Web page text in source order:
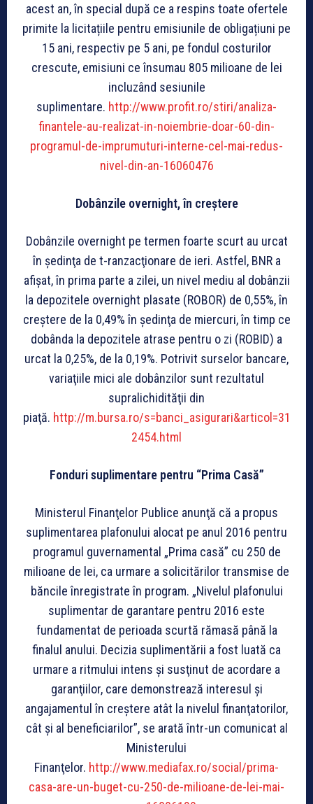
acest an, în special după ce a respins toate ofertele
primite la licitațiile pentru emisiunile de obligațiuni pe
15 ani, respectiv pe 5 ani, pe fondul costurilor
crescute, emisiuni ce însumau 805 milioane de lei
incluzând sesiunile
suplimentare. http://www.profit.ro/stiri/analiza-
finantele-au-realizat-in-noiembrie-doar-60-din-
programul-de-imprumuturi-interne-cel-mai-redus-
nivel-din-an-16060476
Dobânzile overnight, în creștere
Dobânzile overnight pe termen foarte scurt au urcat
în şedinţa de t-ranzacţionare de ieri. Astfel, BNR a
afişat, în prima parte a zilei, un nivel mediu al dobânzii
la depozitele overnight plasate (ROBOR) de 0,55%, în
creştere de la 0,49% în şedinţa de miercuri, în timp ce
dobânda la depozitele atrase pentru o zi (ROBID) a
urcat la 0,25%, de la 0,19%. Potrivit surselor bancare,
variaţiile mici ale dobânzilor sunt rezultatul
supralichidităţii din
piaţă. http://m.bursa.ro/s=banci_asigurari&articol=31
2454.html
Fonduri suplimentare pentru “Prima Casă”
Ministerul Finanţelor Publice anunţă că a propus
suplimentarea plafonului alocat pe anul 2016 pentru
programul guvernamental „Prima casă” cu 250 de
milioane de lei, ca urmare a solicitărilor transmise de
băncile înregistrate în program. „Nivelul plafonului
suplimentar de garantare pentru 2016 este
fundamentat de perioada scurtă rămasă până la
finalul anului. Decizia suplimentării a fost luată ca
urmare a ritmului intens şi susţinut de acordare a
garanţiilor, care demonstrează interesul şi
angajamentul în creştere atât la nivelul finanţatorilor,
cât şi al beneficiarilor”, se arată într-un comunicat al
Ministerului
Finanţelor. http://www.mediafax.ro/social/prima-
casa-are-un-buget-cu-250-de-milioane-de-lei-mai-